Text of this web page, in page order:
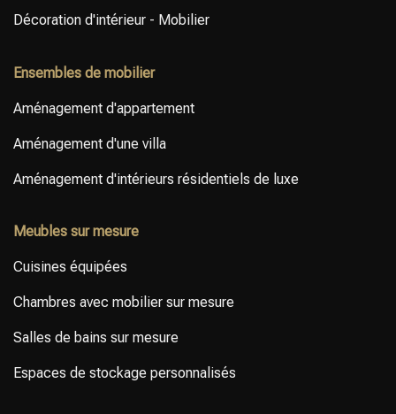
Décoration d'intérieur - Mobilier
Ensembles de mobilier
Aménagement d'appartement
Aménagement d'une villa
Aménagement d'intérieurs résidentiels de luxe
Meubles sur mesure
Cuisines équipées
Chambres avec mobilier sur mesure
Salles de bains sur mesure
Espaces de stockage personnalisés